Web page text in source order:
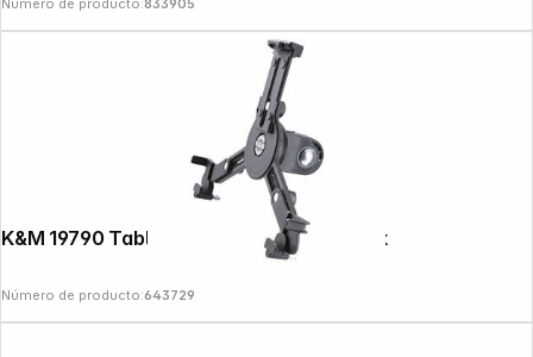
Número de producto:833905
K&M 19790 Tablet PC Stand Holder black
Número de producto:643729